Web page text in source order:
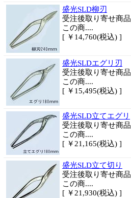
盛光SLD柳刃
受注後取り寄せ商品
この商....
[ ￥14,760(税込) ]
盛光SLDエグリ刃
受注後取り寄せ商品
この商....
[ ￥15,495(税込) ]
盛光SLD立てエグリ
受注後取り寄せ商品
この商....
[ ￥21,165(税込) ]
盛光SLD立て切り
受注後取り寄せ商品
この商....
[ ￥21,930(税込) ]